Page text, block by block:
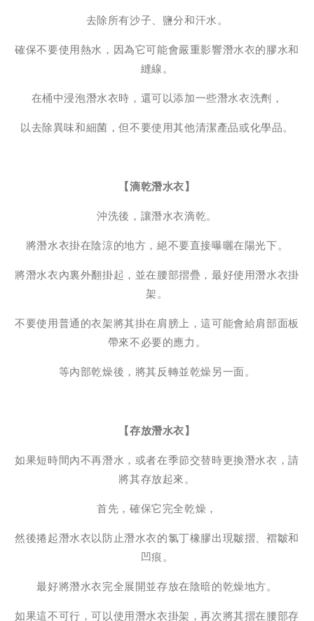
去除所有沙子、鹽分和汗水。
確保不要使用熱水，因為它可能會嚴重影響潛水衣的膠水和
縫線。
在桶中浸泡潛水衣時，還可以添加一些潛水衣洗劑，
以去除異味和細菌，但不要使用其他清潔產品或化學品。
【滴乾潛水衣】
沖洗後，讓潛水衣滴乾。
將潛水衣掛在陰涼的地方，絕不要直接曝曬在陽光下。
將潛水衣內裏外翻掛起，並在腰部摺疊，最好使用潛水衣掛
架。
不要使用普通的衣架將其掛在肩膀上，這可能會給肩部面板
帶來不必要的應力。
等內部乾燥後，將其反轉並乾燥另一面。
【存放潛水衣】
如果短時間內不再潛水，或者在季節交替時更換潛水衣，請
將其存放起來。
首先，確保它完全乾燥，
然後捲起潛水衣以防止潛水衣的氯丁橡膠出現皺摺、褶皺和
凹痕。
最好將潛水衣完全展開並存放在陰暗的乾燥地方。
如果這不可行，可以使用潛水衣掛架，再次將其摺在腰部存